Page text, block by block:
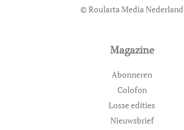
© Roularta Media Nederland
Magazine
Abonneren
Colofon
Losse edities
Nieuwsbrief